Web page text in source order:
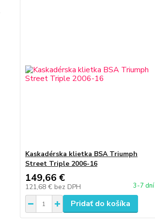
Kaskadérska klietka BSA Triumph
Street Triple 2006-16
149,66 €
121,68 € bez DPH 3-7 dní
Pridať do košíka